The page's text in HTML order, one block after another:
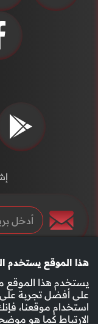
هذا الموقع يستخدم
يستخدم هذا الموقع
على أفضل تجربة
استخدام موقعنا،
الارتباط كما هوسياسة